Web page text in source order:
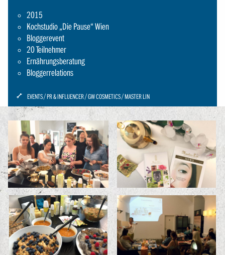
2015
Kochstudio „Die Pause“ Wien
Bloggerevent
20 Teilnehmer
Ernährungsberatung
Bloggerrelations
ICON:
SCHRAUBENSCHLUESSEL-
SMALL
EVENTS PR & INFLUENCER GW COSMETICS MASTER LIN